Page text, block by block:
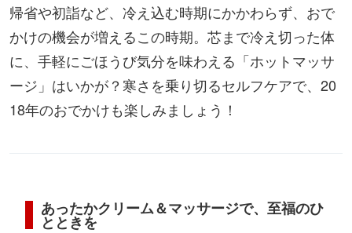
帰省や初詣など、冷え込む時期にかかわらず、おで
かけの機会が増えるこの時期。芯まで冷え切った体
に、手軽にごほうび気分を味わえる「ホットマッサ
ージ」はいかが？寒さを乗り切るセルフケアで、20
18年のおでかけも楽しみましょう！
あったかクリーム＆マッサージで、至福のひ
とときを